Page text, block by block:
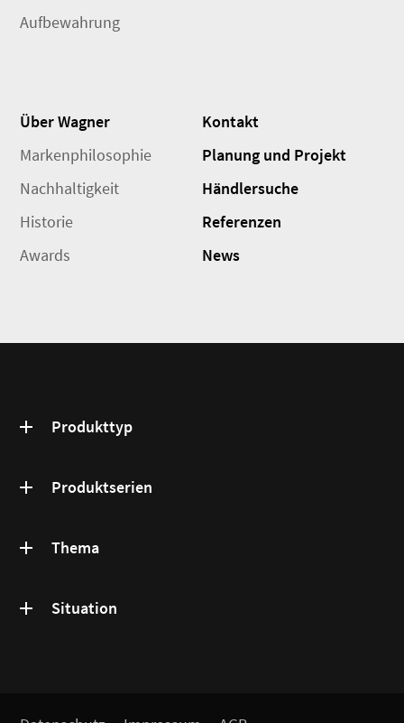
Aufbewahrung
Über Wagner
Markenphilosophie
Nachhaltigkeit
Historie
Awards
Kontakt
Planung und Projekt
Händlersuche
Referenzen
News
Produkttyp
Produktserien
Thema
Situation